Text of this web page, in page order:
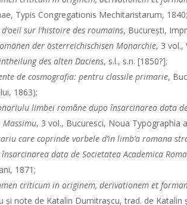
Typis Congregationis Mechitaristarum, 1840;
d’oeil sur l’histoire des roumains, Bucureşti,
der österreichischisen Monarchie, 3 vol.,
des alten Daciens, s.l., s.n. [1850?];
de cosmografia: pentru classile primarie,
1863);
limbei române dupo însarcinarea data
Massimu, 3 vol., Bucuresci, Noua Typographia
care coprinde vorbele d’in limb’a romana
data de Societatea Academica
1871;
criticum in originem, derivationem et
şi note de Katalin Dumitraşcu, trad. de